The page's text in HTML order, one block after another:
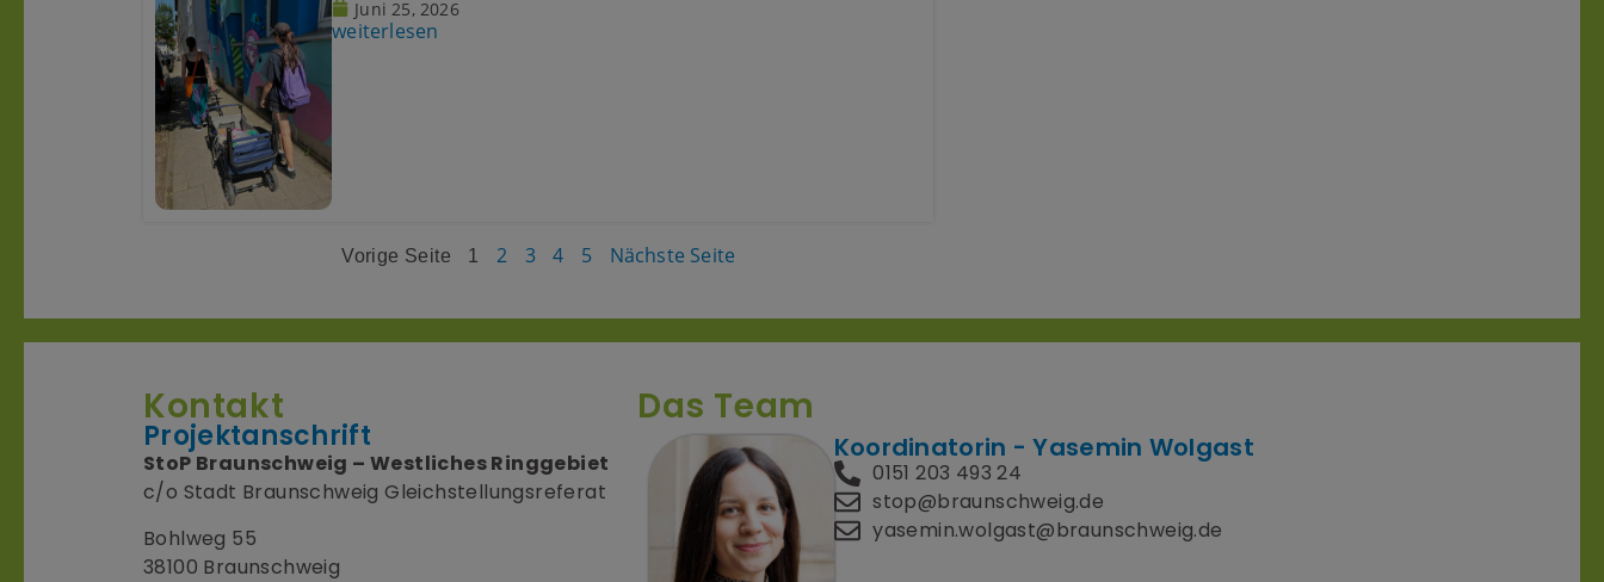
Juni 25, 2026
weiterlesen
Vorige Seite 1 2 3 4 5 Nächste Seite
Kontakt
Projektanschrift
StoP Braunschweig – Westliches Ringgebiet
c/o Stadt Braunschweig Gleichstellungsreferat
Bohlweg 55
38100 Braunschweig
Das Team
Koordinatorin - Yasemin Wolgast
0151 203 493 24
stop@braunschweig.de
yasemin.wolgast@braunschweig.de